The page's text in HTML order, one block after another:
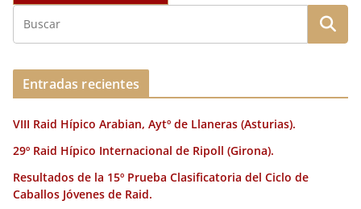
Entradas recientes
VIII Raid Hípico Arabian, Aytº de Llaneras (Asturias).
29º Raid Hípico Internacional de Ripoll (Girona).
Resultados de la 15º Prueba Clasificatoria del Ciclo de
Caballos Jóvenes de Raid.